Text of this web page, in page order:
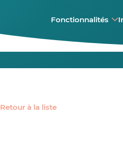
Fonctionnalités
Retour à la liste